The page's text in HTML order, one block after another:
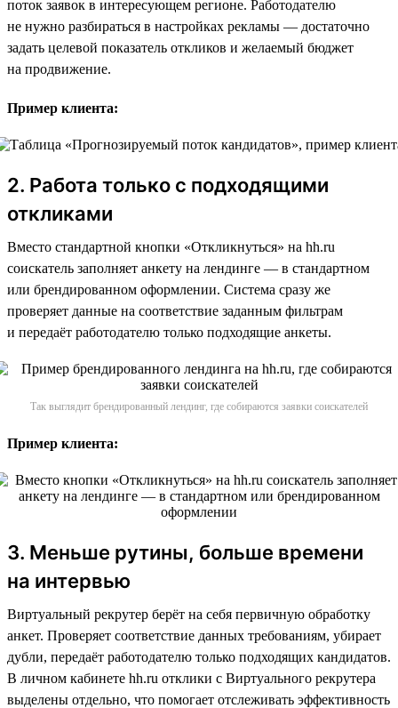
поток заявок в интересующем регионе. Работодателю
не нужно разбираться в настройках рекламы — достаточно
задать целевой показатель откликов и желаемый бюджет
на продвижение.
Пример клиента:
2. Работа только с подходящими
откликами
Вместо стандартной кнопки «Откликнуться» на hh.ru
соискатель заполняет анкету на лендинге — в стандартном
или брендированном оформлении. Система сразу же
проверяет данные на соответствие заданным фильтрам
и передаёт работодателю только подходящие анкеты.
Так выглядит брендированный лендинг, где собираются заявки соискателей
Пример клиента:
3. Меньше рутины, больше времени
на интервью
Виртуальный рекрутер берёт на себя первичную обработку
анкет. Проверяет соответствие данных требованиям, убирает
дубли, передаёт работодателю только подходящих кандидатов.
В личном кабинете hh.ru отклики с Виртуального рекрутера
выделены отдельно, что помогает отслеживать эффективность